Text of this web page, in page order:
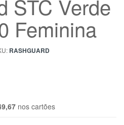
STC Verde
Feminina
RASHGUARD
nos cartões